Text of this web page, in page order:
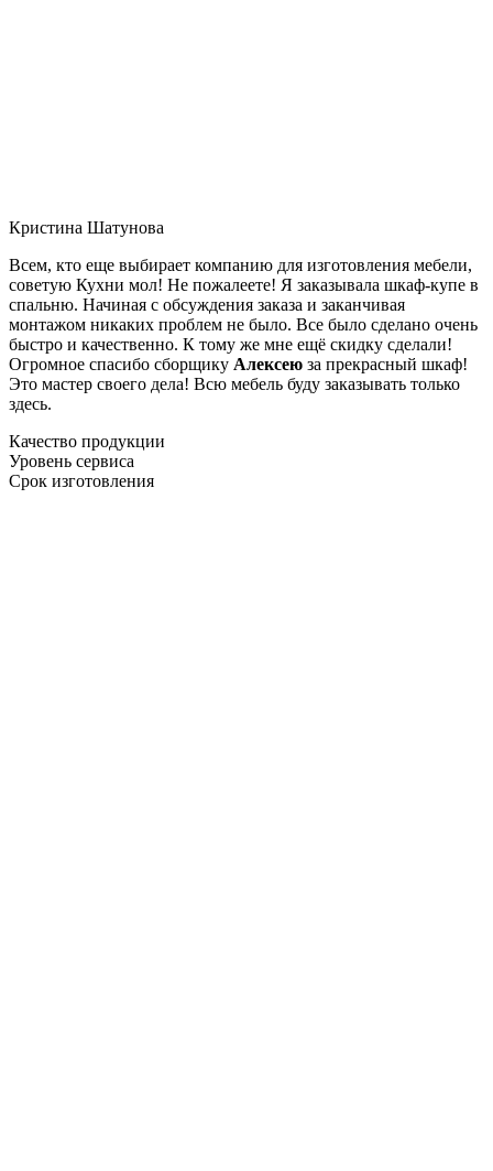
Кристина Шатунова
Всем, кто еще выбирает компанию для изготовления мебели,
советую Кухни мол! Не пожалеете! Я заказывала шкаф-купе в
спальню. Начиная с обсуждения заказа и заканчивая
монтажом никаких проблем не было. Все было сделано очень
быстро и качественно. К тому же мне ещё скидку сделали!
Огромное спасибо сборщику Алексею за прекрасный шкаф!
Это мастер своего дела! Всю мебель буду заказывать только
здесь.
Качество продукции
Уровень сервиса
Срок изготовления